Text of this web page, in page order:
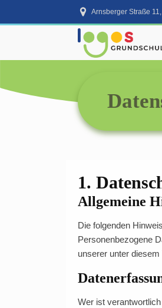
Arnsberger Straße
1.
Allgemeine
Die folgenden
Personenbezogene
unserer unter
Wer ist